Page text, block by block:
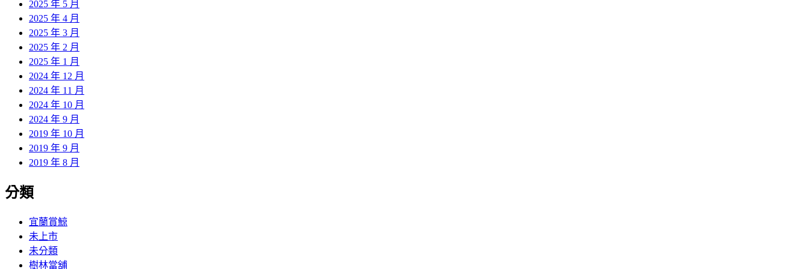
2025 年 5 月
2025 年 4 月
2025 年 3 月
2025 年 2 月
2025 年 1 月
2024 年 12 月
2024 年 11 月
2024 年 10 月
2024 年 9 月
2019 年 10 月
2019 年 9 月
2019 年 8 月
分類
宜蘭賞鯨
未上市
未分類
樹林當舖